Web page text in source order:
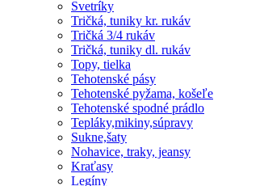
Svetríky
Tričká, tuniky kr. rukáv
Tričká 3/4 rukáv
Tričká, tuniky dl. rukáv
Topy, tielka
Tehotenské pásy
Tehotenské pyžama, košeľe
Tehotenské spodné prádlo
Tepláky,mikiny,súpravy
Sukne,šaty
Nohavice, traky, jeansy
Kraťasy
Legíny